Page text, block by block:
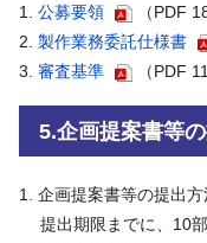
公募要領
（PDF
製作業務委託仕様書
審査基準
（PDF
5.企画提案書等
企画提案書等の提出方
提出期限までに、10